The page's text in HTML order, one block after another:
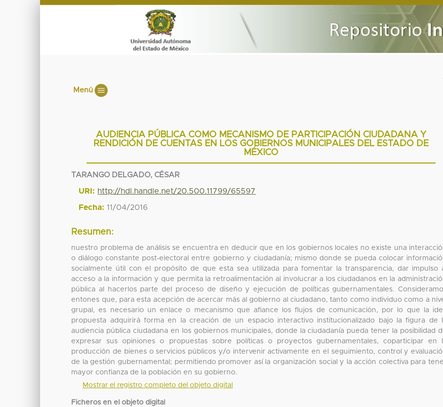
Menú
AUDIENCIA PÚBLICA COMO MECANISMO DE PARTICIPACIÓN CIUDADANA Y
RENDICIÓN DE CUENTAS EN LOS GOBIERNOS MUNICIPALES DEL ESTADO DE
MÉXICO
TARANGO DELGADO, CÉSAR
URI: http://hdl.handle.net/20.500.11799/65597
Fecha: 11/04/2016
Resumen:
nuestro problema de análisis se encuentra en deducir que en los gobiernos locales no existe una
o diálogo constante post-electoral entre gobierno y ciudadanía; mismo donde se pueda colocar
socialmente útil con el propósito de que esta sea utilizada para fomentar la transparencia, dar impulso
acceso a la información y que permita la retroalimentación al involucrar a los ciudadanos en la
pública al hacerlos parte del proceso de diseño y ejecución de políticas gubernamentales.
entones que, para esta acepción de acercar más al gobierno al ciudadano, tanto como individuo como a
grupal, es necesario un enlace o mecanismo que afiance los flujos de comunicación, por lo que la
propuesta adquirirá forma en la creación de un espacio interactivo institucionalizado bajo la figura de
audiencia pública ciudadana en los gobiernos municipales, donde la ciudadanía pueda tener la posibilidad
expresar sus opiniones o propuestas sobre políticas o proyectos gubernamentales, coparticipar en
producción de bienes o servicios públicos y/o intervenir activamente en el seguimiento, control y
de la gestión gubernamental; permitiendo promover así la organización social y la acción colectiva para
mayor confianza de la población en su gobierno.
Mostrar el registro completo del objeto digital
Ficheros en el objeto digital